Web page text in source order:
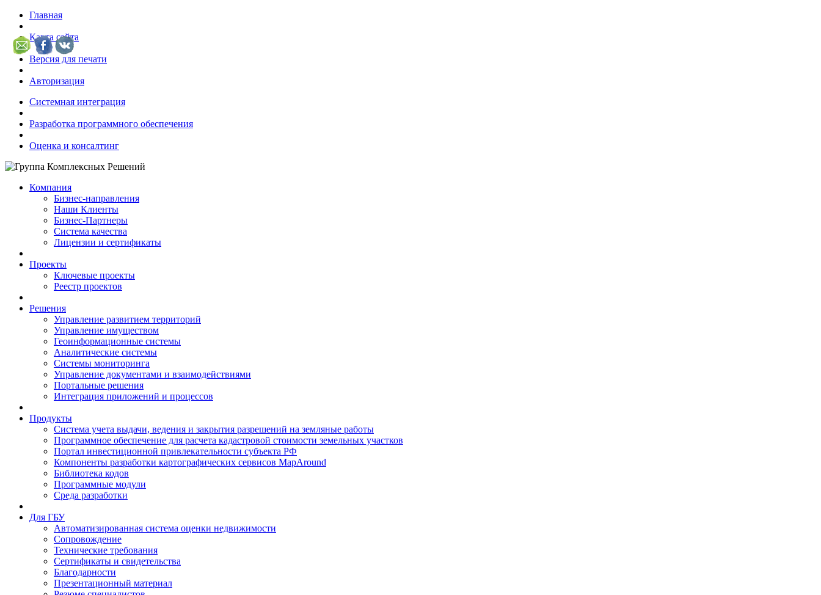
Главная
Карта сайта
Версия для печати
Авторизация
Системная интеграция
Разработка программного обеспечения
Оценка и консалтинг
Компания
Бизнес-направления
Наши Клиенты
Бизнес-Партнеры
Система качества
Лицензии и сертификаты
Проекты
Ключевые проекты
Реестр проектов
Решения
Управление развитием территорий
Управление имуществом
Геоинформационные системы
Аналитические системы
Системы мониторинга
Управление документами и взаимодействиями
Портальные решения
Интеграция приложений и процессов
Продукты
Система учета выдачи, ведения и закрытия разрешений на земляные работы
Программное обеспечение для расчета кадастровой стоимости земельных участков
Портал инвестиционной привлекательности субъекта РФ
Компоненты разработки картографических сервисов MapAround
Библиотека кодов
Программные модули
Среда разработки
Для ГБУ
Автоматизированная система оценки недвижимости
Сопровождение
Технические требования
Сертификаты и свидетельства
Благодарности
Презентационный материал